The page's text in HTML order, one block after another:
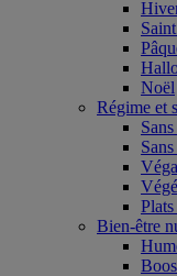
Noël
Régime et
Bien-être